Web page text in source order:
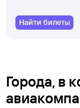
Найти билеты
Города, в